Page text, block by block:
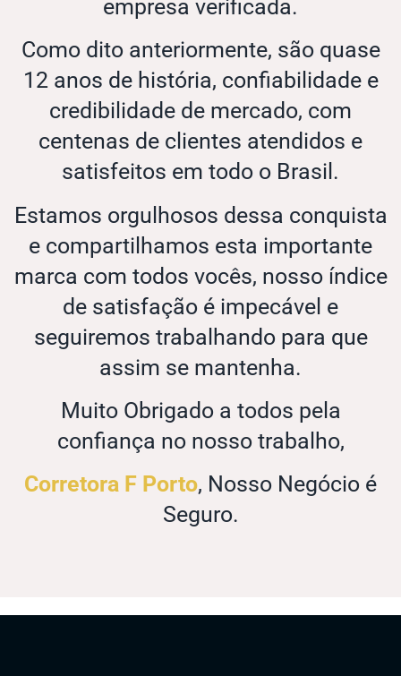
empresa verificada.
Como dito anteriormente, são quase
12 anos de história, confiabilidade e
credibilidade de mercado, com
centenas de clientes atendidos e
satisfeitos em todo o Brasil.
Estamos orgulhosos dessa conquista
e compartilhamos esta importante
marca com todos vocês, nosso índice
de satisfação é impecável e
seguiremos trabalhando para que
assim se mantenha.
Muito Obrigado a todos pela
confiança no nosso trabalho,
Corretora F Porto, Nosso Negócio é
Seguro.